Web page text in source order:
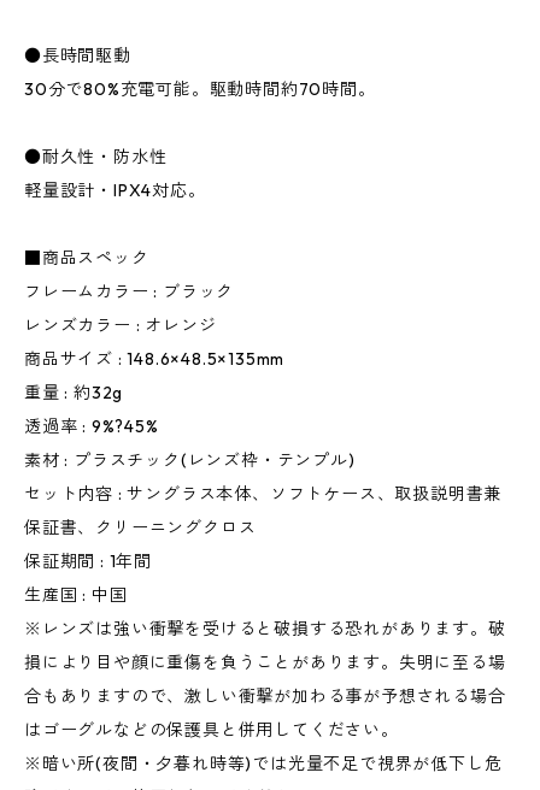
●長時間駆動
30分で80%充電可能。駆動時間約70時間。
●耐久性・防水性
軽量設計・IPX4対応。
■商品スペック
フレームカラー : ブラック
レンズカラー : オレンジ
商品サイズ : 148.6×48.5×135mm
重量 : 約32g
透過率 : 9%?45%
素材 : プラスチック(レンズ枠・テンプル)
セット内容 : サングラス本体、ソフトケース、取扱説明書兼
保証書、クリーニングクロス
保証期間 : 1年間
生産国 : 中国
※レンズは強い衝撃を受けると破損する恐れがあります。破
損により目や顔に重傷を負うことがあります。失明に至る場
合もありますので、激しい衝撃が加わる事が予想される場合
はゴーグルなどの保護具と併用してください。
※暗い所(夜間・夕暮れ時等)では光量不足で視界が低下し危